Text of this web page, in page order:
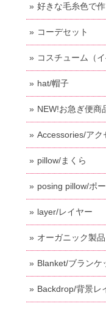
好きな毛糸色で
コーデセット
コスチューム（
hat/帽子
NEW!お急ぎ便商
Accessories/アク
pillow/まくら
posing pillow/ポ
layer/レイヤー
オーガニック製品
Blanket/ブランケ
Backdrop/背景レ